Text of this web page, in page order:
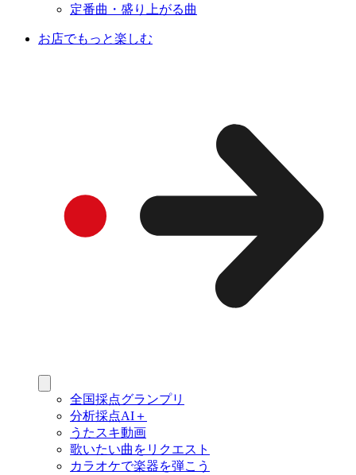
定番曲・盛り上がる曲
お店でもっと楽しむ
全国採点グランプリ
分析採点AI＋
うたスキ動画
歌いたい曲をリクエスト
カラオケで楽器を弾こう